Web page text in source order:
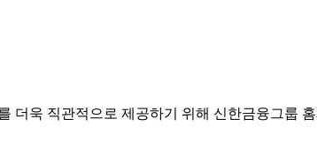
더욱 직관적으로 제공하기 위해 신한금융그룹